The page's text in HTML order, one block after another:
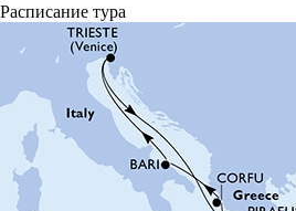
Расписание тура